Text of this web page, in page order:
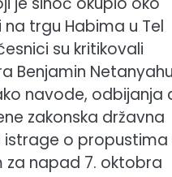
na trgu Habima u Tel
su kritikovali
Benjamin Netanyahu
navode, odbijanja
zakonska državna
istrage o propustima
za napad 7. oktobra